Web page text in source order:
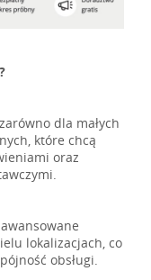
dla małych
które chcą
oraz
lokalizacjach, co
obsługi.